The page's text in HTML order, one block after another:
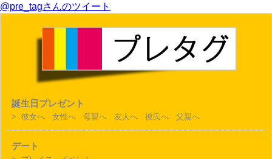
@pre_tagさんのツイート
誕生日プレゼント
> 彼女へ 女性へ 母親へ 友人へ 彼氏へ 父親へ
デート